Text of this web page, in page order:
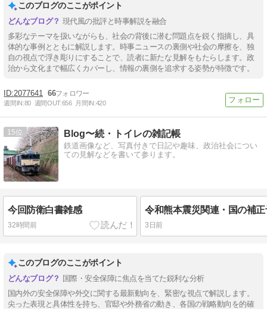
このブログのここがポイント
現代風の批評と時事解説を融合
多彩なテーマを扱いながらも、社会の背後に潜む問題点を鋭く指摘し、具
体的な事例とともに解説します。時事ニュースの裏側や社会の摩擦を、独
自の視点で浮き彫りにすることで、読者に新たな見解をもたらします。政
治から文化まで幅広くカバーし、情報の裏側を追求する姿勢が特徴です。
2077641 66
週間IN:80 週間OUT:656 月間IN:420
15 Blog〜続・トイレの雑記帳
鉄道画像など、写真付きで日記や趣味、政治社会につい
ての見解などを書いて参ります。
今回防衛白書雑感
32時間前 3日前
このブログのここがポイント
国際・安全保障に焦点を当てた鋭利な分析
国内外の安全保障や外交に関する最新動向を、緊密な視点で解説します。
尖った表現と具体性を持ち、官邸や外務省の動き、各国の戦略動向を的確